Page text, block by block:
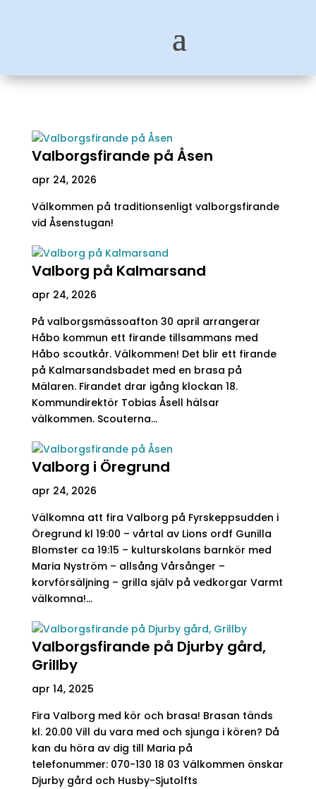
Valborgsfirande på Åsen
apr 24, 2026
Välkommen på traditionsenligt valborgsfirande
vid Åsenstugan!
Valborg på Kalmarsand
apr 24, 2026
På valborgsmässoafton 30 april arrangerar
Håbo kommun ett firande tillsammans med
Håbo scoutkår. Välkommen! Det blir ett firande
på Kalmarsandsbadet med en brasa på
Mälaren. Firandet drar igång klockan 18.
Kommundirektör Tobias Åsell hälsar
välkommen. Scouterna...
Valborg i Öregrund
apr 24, 2026
Välkomna att fira Valborg på Fyrskeppsudden i
Öregrund kl 19:00 – vårtal av Lions ordf Gunilla
Blomster ca 19:15 – kulturskolans barnkör med
Maria Nyström – allsång Vårsånger –
korvförsäljning – grilla själv på vedkorgar Varmt
välkomna!...
Valborgsfirande på Djurby gård,
Grillby
apr 14, 2025
Fira Valborg med kör och brasa! Brasan tänds
kl. 20.00 Vill du vara med och sjunga i kören? Då
kan du höra av dig till Maria på
telefonummer: 070-130 18 03 Välkommen önskar
Djurby gård och Husby-Sjutolfts